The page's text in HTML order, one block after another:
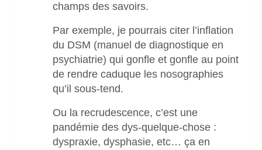
champs des savoirs.
Par exemple, je pourrais citer l’inflation
du DSM (manuel de diagnostique en
psychiatrie) qui gonfle et gonfle au point
de rendre caduque les nosographies
qu’il sous-tend.
Ou la recrudescence, c’est une
pandémie des dys-quelque-chose :
dyspraxie, dysphasie, etc… ça en